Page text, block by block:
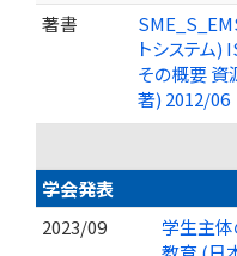
著書
トシステム)
その概要
著) 2012/06
学会発表
2023/09
学生主